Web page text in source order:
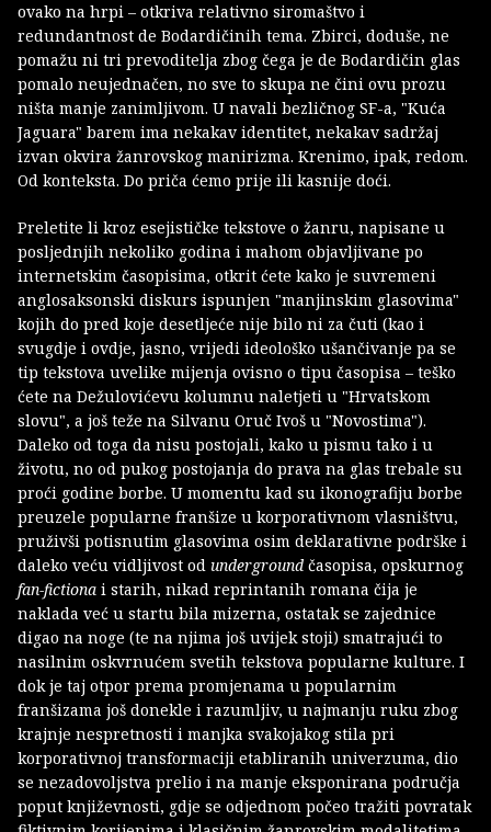
ovako na hrpi – otkriva relativno siromaštvo i
redundantnost de Bodardičinih tema. Zbirci, doduše, ne
pomažu ni tri prevoditelja zbog čega je de Bodardičin glas
pomalo neujednačen, no sve to skupa ne čini ovu prozu
ništa manje zanimljivom. U navali bezličnog SF-a, "Kuća
Jaguara" barem ima nekakav identitet, nekakav sadržaj
izvan okvira žanrovskog manirizma. Krenimo, ipak, redom.
Od konteksta. Do priča ćemo prije ili kasnije doći.
Preletite li kroz esejističke tekstove o žanru, napisane u
posljednjih nekoliko godina i mahom objavljivane po
internetskim časopisima, otkrit ćete kako je suvremeni
anglosaksonski diskurs ispunjen "manjinskim glasovima"
kojih do pred koje desetljeće nije bilo ni za čuti (kao i
svugdje i ovdje, jasno, vrijedi ideološko ušančivanje pa se
tip tekstova uvelike mijenja ovisno o tipu časopisa – teško
ćete na Dežulovićevu kolumnu naletjeti u "Hrvatskom
slovu", a još teže na Silvanu Oruč Ivoš u "Novostima").
Daleko od toga da nisu postojali, kako u pismu tako i u
životu, no od pukog postojanja do prava na glas trebale su
proći godine borbe. U momentu kad su ikonografiju borbe
preuzele popularne franšize u korporativnom vlasništvu,
pruživši potisnutim glasovima osim deklarativne podrške i
daleko veću vidljivost od underground časopisa, opskurnog
fan-fictiona i starih, nikad reprintanih romana čija je
naklada već u startu bila mizerna, ostatak se zajednice
digao na noge (te na njima još uvijek stoji) smatrajući to
nasilnim oskvrnućem svetih tekstova popularne kulture. I
dok je taj otpor prema promjenama u popularnim
franšizama još donekle i razumljiv, u najmanju ruku zbog
krajnje nespretnosti i manjka svakojakog stila pri
korporativnoj transformaciji etabliranih univerzuma, dio
se nezadovoljstva prelio i na manje eksponirana područja
poput književnosti, gdje se odjednom počeo tražiti povratak